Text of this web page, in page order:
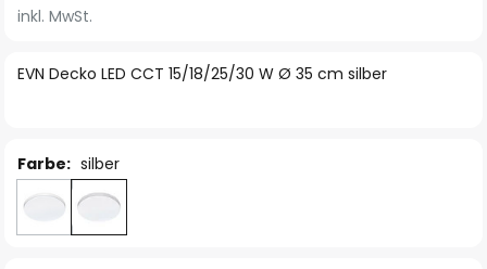
der
springen
EVN Decko LED CCT 15/18/25/30 W Ø 35 cm silber
inkl. MwSt.
Farbe: silber